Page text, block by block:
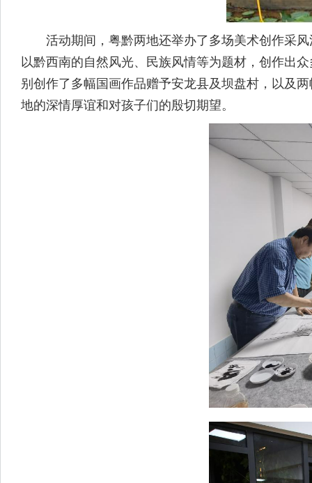
活动期间，粤黔两地还举办了多场美术创作采风
以黔西南的自然风光、民族风情等为题材，创作出
别创作了多幅国画作品赠予安龙县及坝盘村，以及
地的深情厚谊和对孩子们的殷切期望。